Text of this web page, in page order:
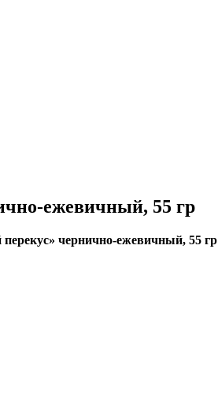
ежевичный, 55 гр
чернично-ежевичный, 55 гр